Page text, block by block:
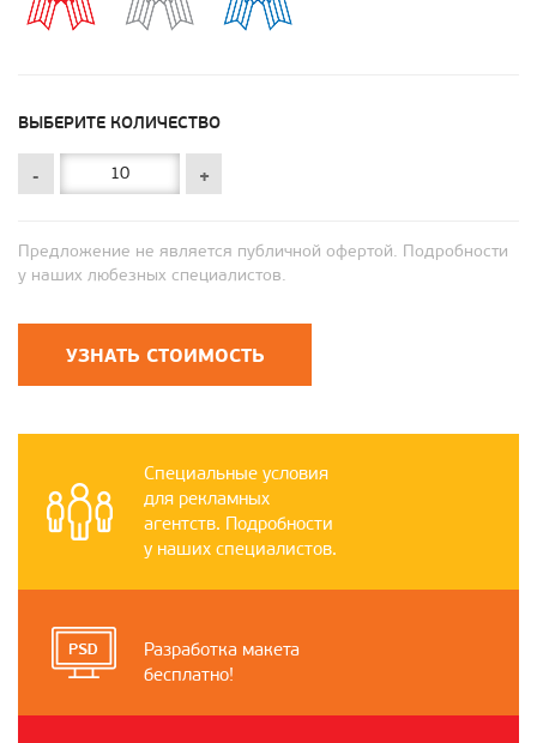
ВЫБЕРИТЕ КОЛИЧЕСТВО
- +
Предложение не является публичной офертой. Подробности
у наших любезных специалистов.
УЗНАТЬ СТОИМОСТЬ
Специальные условия
для рекламных
агентств. Подробности
у наших специалистов.
Разработка макета
бесплатно!